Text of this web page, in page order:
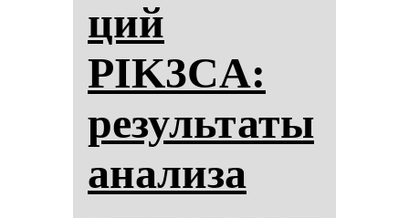
ций
PIK3CA:
ре­зуль­та­ты
ана­ли­за